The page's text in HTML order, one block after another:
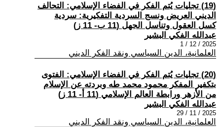
(19) تجليات يُتم الفكر في الفضاء الإسلامي: التحالف
الديني العريض ونسج السردية التفكيرية: سردية
كسل العقول وتناسل الجهل (11 ب- 11 ز)
عبدالله الفكي البشير
2025 / 12 / 1
العلمانية، الدين السياسي ونقد الفكر الديني
(20) تجليات يُتم الفكر في الفضاء الإسلامي: الفتوى
بتكفير المفكر محمود محمد طه وبردته عن الإسلام
من الأزهر ورابطة العالم الإسلامي (11 أ- 11 ز)
عبدالله الفكي البشير
2025 / 11 / 29
العلمانية، الدين السياسي ونقد الفكر الديني